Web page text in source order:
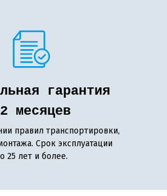
гарантия
месяцев
правил транспортировки,
Срок эксплуатации
25 лет и более.